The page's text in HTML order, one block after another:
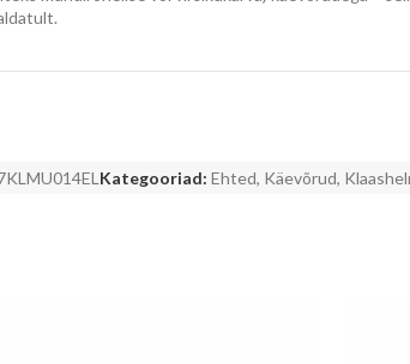
Kategooriad: Ehted, Käevõrud,